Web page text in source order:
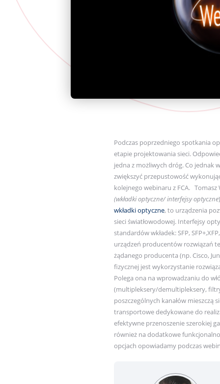
Podczas poprzedniego spotkania
etapie projektowania sieci.
jedna z możliwych dróg. Co jednak
zwiększyć przepustowość
kolejnego webinaru z FCA. Tomasz
(wkładki optyczne/ interfejsy optyczne
wkładki optyczne, to urządzenia
sieci światłowodowej. Interfejsy
standardów wkładek: SFP,
urządzeń producentów rozwiązań
żądanego producenta (np. Cisco,
fizycznej jest wykorzystanie
Polega ona na wprowadzaniu do
(multipleksery/demultipleksery,
poszczególnych kanałów mieszczą
transportowe dedykowane do
efektywne przenoszenie szerokiej
również na dodatkowe
opcjach opowiadamy podczas